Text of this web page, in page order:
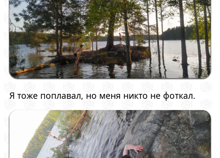
Я тоже поплавал, но меня никто не фоткал.